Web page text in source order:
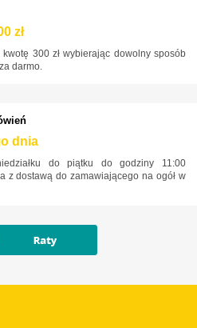
zł
300 zł wybierając dowolny sposób
darmo.
dnia
do piątku do godziny 11:00
z dostawą do zamawiającego na ogół w